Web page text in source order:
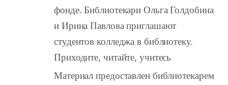
фонде. Библиотекари Ольга Голдобина
и Ирина Павлова приглашают
студентов колледжа в библиотеку.
Приходите, читайте, учитесь
Материал предоставлен библиотекарем